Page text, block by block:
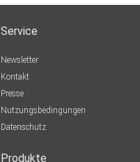
Service
Newsletter
Kontakt
Presse
Nutzungsbedingungen
Datenschutz
Produkte